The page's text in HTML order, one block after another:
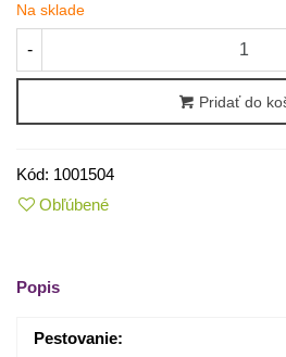
Na sklade
-
Pridať do
Kód: 1001504
Obľúbené
Popis
Pestovanie: